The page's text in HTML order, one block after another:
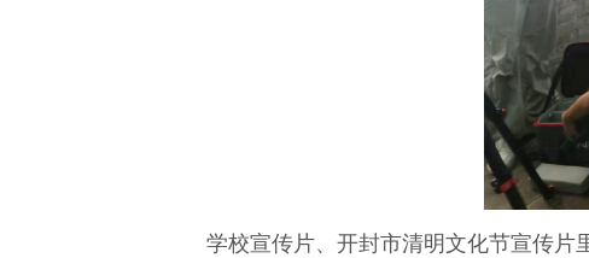
学校宣传片、开封市清明文化节宣传片里